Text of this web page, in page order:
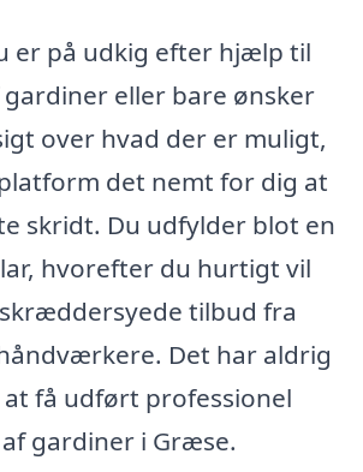
er på udkig efter hjælp til
eller bare ønsker
over hvad der er muligt,
det nemt for dig at
skridt. Du udfylder blot en
hvorefter du hurtigt vil
tilbud fra
Det har aldrig
få udført professionel
gardiner i Græse.